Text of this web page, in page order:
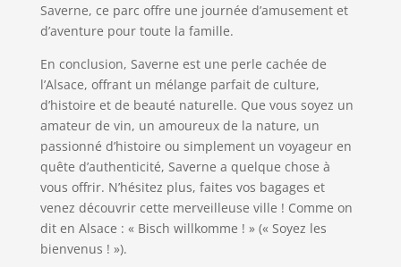
Saverne, ce parc offre une journée d’amusement et
d’aventure pour toute la famille.
En conclusion, Saverne est une perle cachée de
l’Alsace, offrant un mélange parfait de culture,
d’histoire et de beauté naturelle. Que vous soyez un
amateur de vin, un amoureux de la nature, un
passionné d’histoire ou simplement un voyageur en
quête d’authenticité, Saverne a quelque chose à
vous offrir. N’hésitez plus, faites vos bagages et
venez découvrir cette merveilleuse ville ! Comme on
dit en Alsace : « Bisch willkomme ! » (« Soyez les
bienvenus ! »).